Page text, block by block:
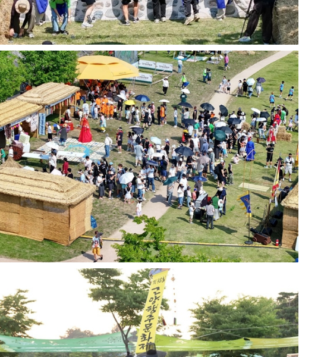
'제38회 고양행주문화제' 행주산성
일대 개최
고양환경에너지시설(소각장) 소방
훈련 실시
민경선 시장, 2026 고양시장배 볼링
대회 시구
제30회 고양특례시장기 배드민턴대
회 개최